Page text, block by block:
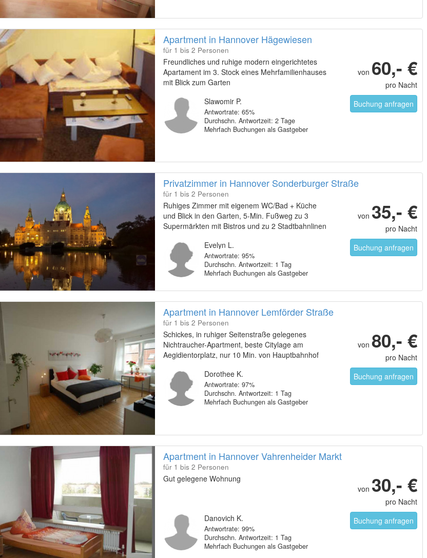
Apartment in Hannover Hägewiesen
für 1 bis 2 Personen
Freundliches und ruhige modern eingerichtetes
Apartament im 3. Stock eines Mehrfamilienhauses
mit Blick zum Garten
Slawomir P.
Antwortrate: 65%
Durchschn. Antwortzeit: 2 Tage
Mehrfach Buchungen als Gastgeber
von 60,- €
pro Nacht
Buchung anfragen
Privatzimmer in Hannover Sonderburger Straße
für 1 bis 2 Personen
Ruhiges Zimmer mit eigenem WC/Bad + Küche
und Blick in den Garten, 5-Min. Fußweg zu 3
Supermärkten mit Bistros und zu 2 Stadtbahnlinen
20 Min. Fahrweg.Evelyn L.
Antwortrate: 95%
Durchschn. Antwortzeit: 1 Tag
Mehrfach Buchungen als Gastgeber
von 35,- €
pro Nacht
Buchung anfragen
Apartment in Hannover Lemförder Straße
für 1 bis 2 Personen
Schickes, in ruhiger Seitenstraße gelegenes
Nichtraucher-Apartment, beste Citylage am
Aegidientorplatz, nur 10 Min. von Hauptbahnhof
Dorothee K.
Antwortrate: 97%
Durchschn. Antwortzeit: 1 Tag
Mehrfach Buchungen als Gastgeber
von 80,- €
pro Nacht
Buchung anfragen
Apartment in Hannover Vahrenheider Markt
für 1 bis 2 Personen
Gut gelegene Wohnung
Danovich K.
Antwortrate: 99%
Durchschn. Antwortzeit: 1 Tag
Mehrfach Buchungen als Gastgeber
von 30,- €
pro Nacht
Buchung anfragen